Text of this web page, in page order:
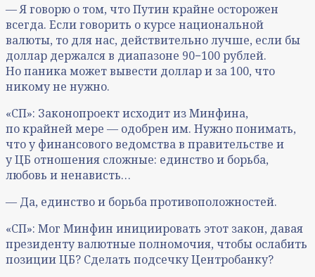
— Я говорю о том, что Путин крайне осторожен
всегда. Если говорить о курсе национальной
валюты, то для нас, действительно лучше, если бы
доллар держался в диапазоне 90−100 рублей.
Но паника может вывести доллар и за 100, что
никому не нужно.
«СП»: Законопроект исходит из Минфина,
по крайней мере — одобрен им. Нужно понимать,
что у финансового ведомства в правительстве и
у ЦБ отношения сложные: единство и борьба,
любовь и ненависть…
— Да, единство и борьба противоположностей.
«СП»: Мог Минфин инициировать этот закон, давая
президенту валютные полномочия, чтобы ослабить
позиции ЦБ? Сделать подсечку Центробанку?